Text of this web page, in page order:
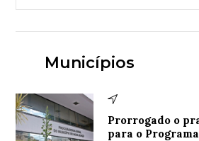
Municípios
Prorrogado o
para o